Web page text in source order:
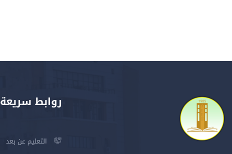
روابط سريعة
التعليم عن بعد